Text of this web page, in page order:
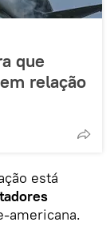
que
relação
está
americana.